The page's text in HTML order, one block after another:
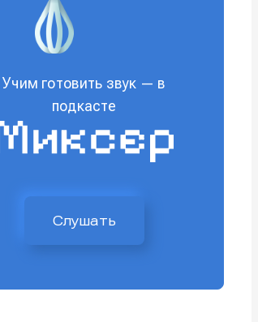
Учим готовить звук — в
подкасте
Слушать